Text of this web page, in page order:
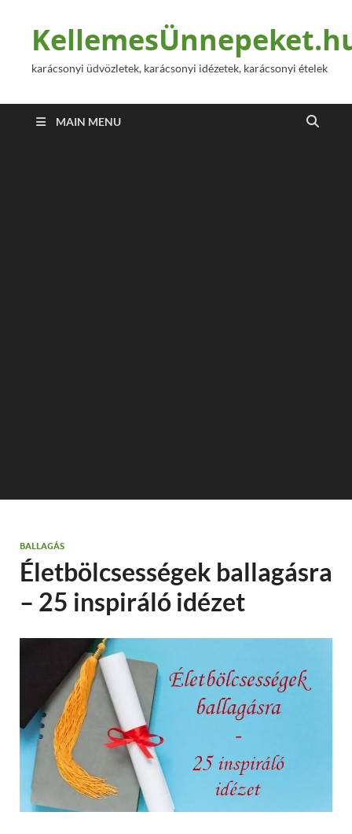
karácsonyi üdvözletek, karácsonyi idézetek, karácsonyi ételek
MAIN MENU
BALLAGÁS
Életbölcsességek ballagásra
– 25 inspiráló idézet